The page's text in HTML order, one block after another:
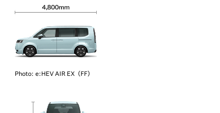
Photo: e:HEV AIR EX（FF）